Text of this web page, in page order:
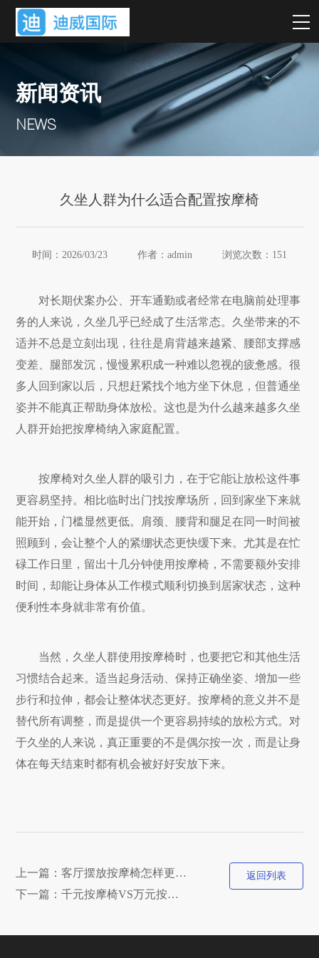
新闻资讯
NEWS
久坐人群为什么适合配置按摩椅
时间：2026/03/23 作者：admin 浏览次数： 151
对长期伏案办公、开车通勤或者经常在电脑前处理事
务的人来说，久坐几乎已经成了生活常态。久坐带来的不
适并不总是立刻出现，往往是肩背越来越紧、腰部支撑感
变差、腿部发沉，慢慢累积成一种难以忽视的疲惫感。很
多人回到家以后，只想赶紧找个地方坐下休息，但普通坐
姿并不能真正帮助身体放松。这也是为什么越来越多久坐
人群开始把按摩椅纳入家庭配置。
按摩椅对久坐人群的吸引力，在于它能让放松这件事
更容易坚持。相比临时出门找按摩场所，回到家坐下来就
能开始，门槛显然更低。肩颈、腰背和腿足在同一时间被
照顾到，会让整个人的紧绷状态更快缓下来。尤其是在忙
碌工作日里，留出十几分钟使用按摩椅，不需要额外安排
时间，却能让身体从工作模式顺利切换到居家状态，这种
便利性本身就非常有价值。
当然，久坐人群使用按摩椅时，也要把它和其他生活
习惯结合起来。适当起身活动、保持正确坐姿、增加一些
步行和拉伸，都会让整体状态更好。按摩椅的意义并不是
替代所有调整，而是提供一个更容易持续的放松方式。对
于久坐的人来说，真正重要的不是偶尔按一次，而是让身
体在每天结束时都有机会被好好安放下来。
上一篇：客厅摆放按摩椅怎样更协调
下一篇：千元按摩椅VS万元按摩椅，适合的才是最好的
返回列表